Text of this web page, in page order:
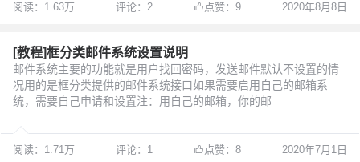
阅读：1.63万 评论：2 点赞：9 2020年8月8日
[教程]框分类邮件系统设置说明
邮件系统主要的功能就是用户找回密码，发送邮件默认不设置的情
况用的是框分类提供的邮件系统接口如果需要启用自己的邮箱系
统，需要自己申请和设置注：用自己的邮箱，你的邮
阅读：1.71万 评论：1 点赞：8 2020年7月1日